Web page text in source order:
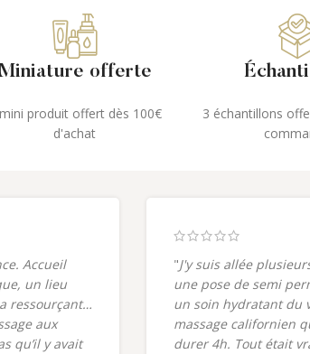
correspondantes afin de
rendez-
carte cadeau dans votre
de profiter de vos prestations
Votre carte cadeau est valable
offerte
produit offert dès 100€
d'achat
3 échantillons
Accueil
un lieu
ressourçant…
aux
qu’il y avait
"J'y suis allée
une pose de semi
un soin hydratant du
massage californien
durer 4h. Tout était